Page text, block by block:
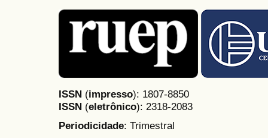
ISSN (impresso): 1807-8850
ISSN (eletrônico): 2318-2083
Periodicidade: Trimestral